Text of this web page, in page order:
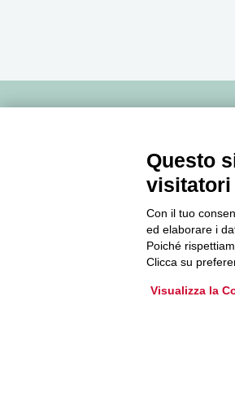
Accedi o iscriviti alla nostra
Informazioni per restare sempre
mondo della cooperazione.
Questo
visitatori
Con il tuo
ed elaborare i
Poiché
Clicca su
Visualizza la